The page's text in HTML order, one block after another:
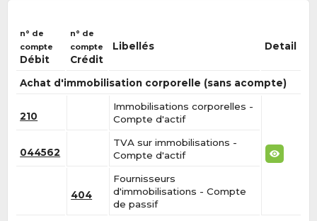
n° de
compte
Débit
n° de
compte
Crédit
Libellés Detail
Achat d'immobilisation corporelle (sans acompte)
210
Immobilisations corporelles -
Compte d'actif
044562
TVA sur immobilisations -
Compte d'actif
404
Fournisseurs
d'immobilisations - Compte
de passif